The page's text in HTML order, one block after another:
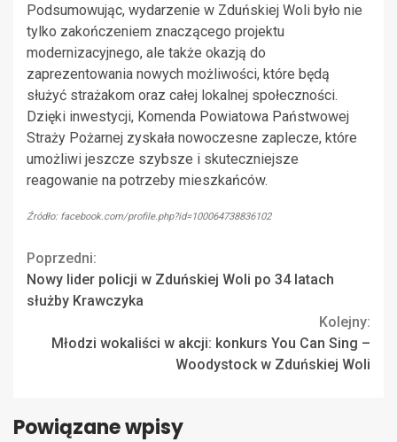
Podsumowując, wydarzenie w Zduńskiej Woli było nie
tylko zakończeniem znaczącego projektu
modernizacyjnego, ale także okazją do
zaprezentowania nowych możliwości, które będą
służyć strażakom oraz całej lokalnej społeczności.
Dzięki inwestycji, Komenda Powiatowa Państwowej
Straży Pożarnej zyskała nowoczesne zaplecze, które
umożliwi jeszcze szybsze i skuteczniejsze
reagowanie na potrzeby mieszkańców.
Źródło: facebook.com/profile.php?id=100064738836102
Continue
Reading
Poprzedni:
Nowy lider policji w Zduńskiej Woli po 34 latach
służby Krawczyka
Kolejny:
Młodzi wokaliści w akcji: konkurs You Can Sing –
Woodystock w Zduńskiej Woli
Powiązane wpisy